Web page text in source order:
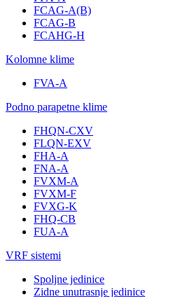
FCAG-A(B)
FCAG-B
FCAHG-H
Kolomne klime
FVA-A
Podno parapetne klime
FHQN-CXV
FLQN-EXV
FHA-A
FNA-A
FVXM-A
FVXM-F
FVXG-K
FHQ-CB
FUA-A
VRF sistemi
Spoljne jedinice
Zidne unutrasnje jedinice